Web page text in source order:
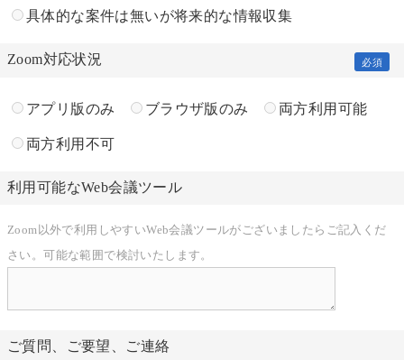
具体的な案件は無いが将来的な情報収集
Zoom対応状況 必須
アプリ版のみ ブラウザ版のみ 両方利用可能
両方利用不可
利用可能なWeb会議ツール
Zoom以外で利用しやすいWeb会議ツールがございましたらご記入くだ
さい。可能な範囲で検討いたします。
ご質問、ご要望 、ご連絡